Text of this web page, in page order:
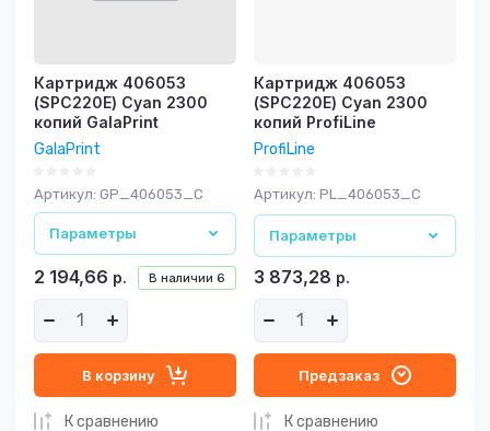
Картридж 406053
(SPC220E) Cyan 2300
копий GalaPrint
GalaPrint
Артикул: GP_406053_C
Параметры
В наличии 6
2 194,66 р.
В корзину
К сравнению
Картридж 406053
(SPC220E) Cyan 2300
копий ProfiLine
ProfiLine
Артикул: PL_406053_C
Параметры
3 873,28 р.
Предзаказ
К сравнению